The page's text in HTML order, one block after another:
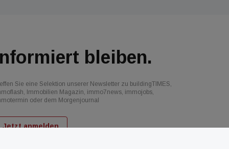
bleiben.
Sie eine Selektion unserer Newsletter zu buildingTIMES,
Immobilien Magazin, immo7news, immojobs,
oder dem Morgenjournal
Jetzt anmelden